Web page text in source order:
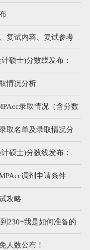
复试内容、复试参考
硕士)分数线发布：
情况分析
录取情况（含分数
取名单及录取情况分
硕士)分数线发布：
调剂申请条件
攻略
230+我是如何准备的
人数公布！